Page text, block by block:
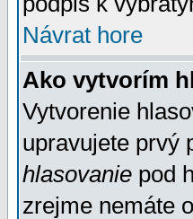
Návrat hore
Ako vytvorím
Vytvorenie
upravujete prvý
hlasovanie pod
zrejme nemáte